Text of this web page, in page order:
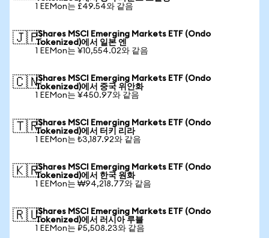
1 EEMon는 £49.54와 같음
🇯🇵iShares MSCI Emerging Markets ETF (Ondo
Tokenized)에서 일본 엔
1 EEMon는 ¥10,554.02와 같음
🇨🇳iShares MSCI Emerging Markets ETF (Ondo
Tokenized)에서 중국 위안화
1 EEMon는 ¥450.97와 같음
🇹🇷iShares MSCI Emerging Markets ETF (Ondo
Tokenized)에서 터키 리라
1 EEMon는 ₺3,187.92와 같음
🇰🇷iShares MSCI Emerging Markets ETF (Ondo
Tokenized)에서 한국 원화
1 EEMon는 ₩94,218.77와 같음
🇷🇺iShares MSCI Emerging Markets ETF (Ondo
Tokenized)에서 러시아 루블
1 EEMon는 ₽5,508.23와 같음